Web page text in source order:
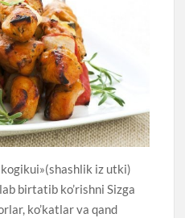
iz utki)
birtatib ko’rishni Sizga
ko’katlar va qand